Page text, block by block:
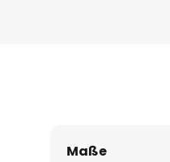
Maße